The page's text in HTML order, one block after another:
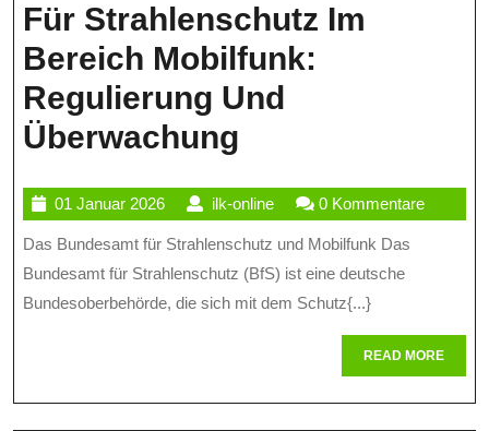
Für Strahlenschutz Im
Bereich Mobilfunk:
Regulierung Und
Überwachung
Des
Bundesamts
Für
Strahlenschutz
Bereich
01 Januar 202601
Januar
2026
ilk-onlineilk-
online
0 Kommentare
Das Bundesamt für Strahlenschutz und Mobilfunk Das
Bundesamt für Strahlenschutz (BfS) ist eine deutsche
Bundesoberbehörde, die sich mit dem Schutz{...}
READ MOREREAD
MORE